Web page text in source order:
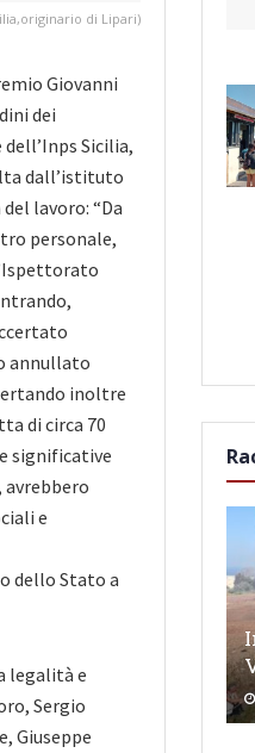
di Lipari)
Giovanni
dei
Sicilia,
dall’istituto
lavoro: “Da
personale,
annullato
inoltre
di circa 70
significative
e
dello Stato a
legalità e
Sergio
Giuseppe